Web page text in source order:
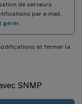
de serveurs
par e-mail,
gérer
et fermer la
SNMP